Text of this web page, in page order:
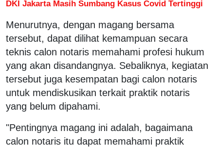
DKI Jakarta Masih Sumbang Kasus Covid Tertinggi
Menurutnya, dengan magang bersama
tersebut, dapat dilihat kemampuan secara
teknis calon notaris memahami profesi hukum
yang akan disandangnya. Sebaliknya, kegiatan
tersebut juga kesempatan bagi calon notaris
untuk mendiskusikan terkait praktik notaris
yang belum dipahami.
"Pentingnya magang ini adalah, bagaimana
calon notaris itu dapat memahami praktik